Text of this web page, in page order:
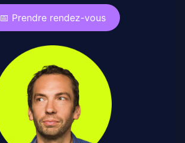
📅 Prendre rendez-vous